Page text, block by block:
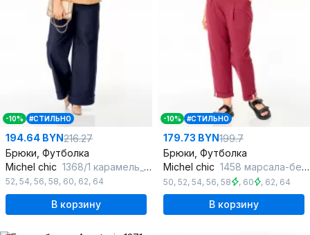
-10% #СТИЛЬНО
194.64 BYN216.27
Брюки, Футболка
Michel chic 1368/1 карамель_синий
52, 54, 56, 58, 60, 62, 64
В корзину
-10% #СТИЛЬНО
179.73 BYN199.7
Брюки, Футболка
Michel chic 1458 марсала-белый
50, 52, 54, 56, 58 , 60 , 62, 64
В корзину